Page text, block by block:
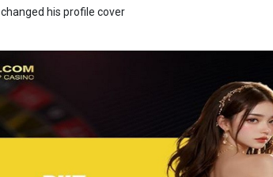
changed his profile cover